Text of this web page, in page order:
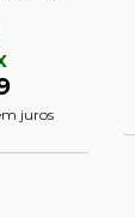
juros